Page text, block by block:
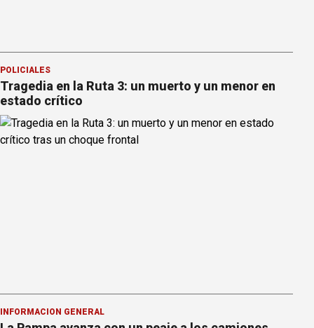
POLICIALES
Tragedia en la Ruta 3: un muerto y un menor en
estado crítico
INFORMACION GENERAL